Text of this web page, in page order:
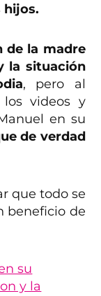
hijos.
de la madre
la situación
, pero al
videos y
en su
de verdad
que todo se
beneficio de
su
y la